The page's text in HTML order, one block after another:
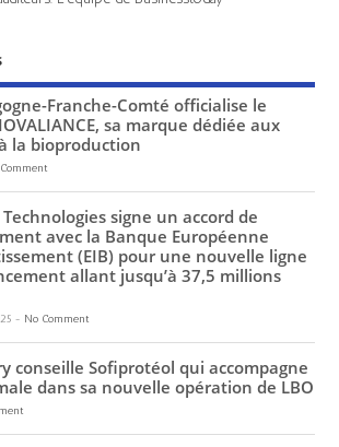
Franche-Comté officialise le
sa marque dédiée aux
la bioproduction
signe un accord de
avec la Banque Européenne
(EIB) pour une nouvelle ligne
allant jusqu’à 37,5 millions
- No Comment
conseille Sofiprotéol qui accompagne
dans sa nouvelle opération de LBO